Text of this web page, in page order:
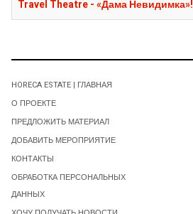
Travel Theatre - «Дама Невидимка»!
HORECA ESTATE | ГЛАВНАЯ
О ПРОЕКТЕ
ПРЕДЛОЖИТЬ МАТЕРИАЛ
ДОБАВИТЬ МЕРОПРИЯТИЕ
КОНТАКТЫ
ОБРАБОТКА ПЕРСОНАЛЬНЫХ
ДАННЫХ